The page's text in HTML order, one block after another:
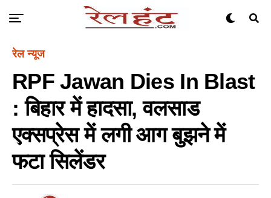
रेल न्यूज
RPF Jawan Dies In Blast
: बिहार में हादसा, वलसाड
एक्सप्रेस में लगी आग बुझने में
फटा सिलेंडर